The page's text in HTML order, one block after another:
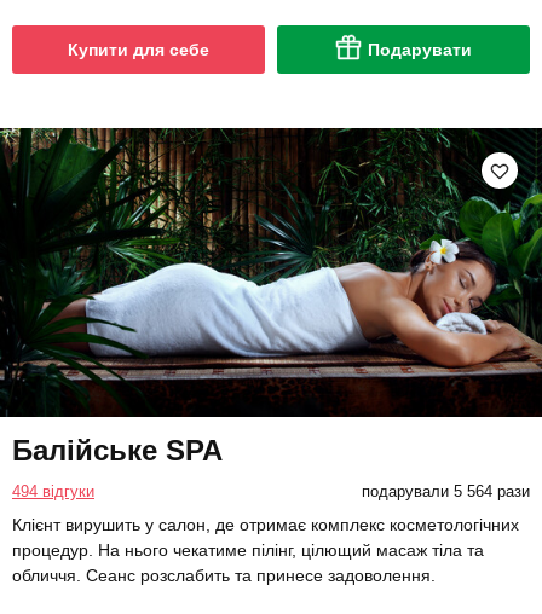
Купити для себе Подарувати
Балійське SPA
494 відгуки подарували 5 564 рази
Клієнт вирушить у салон, де отримає комплекс косметологічних
процедур. На нього чекатиме пілінг, цілющий масаж тіла та
обличчя. Сеанс розслабить та принесе задоволення.